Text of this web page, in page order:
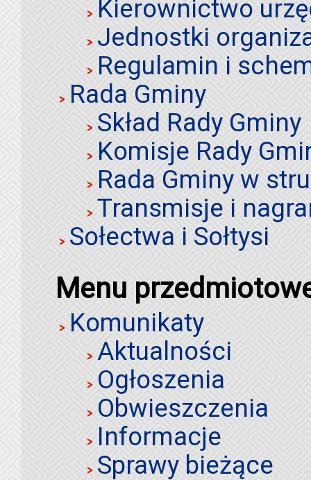
Kierownictwo
Jednostki
Regulamin i
Rada Gminy
Skład Rady Gminy
Komisje Rady
Rada Gminy w
Transmisje i
Sołectwa i Sołtysi
Menu
Komunikaty
Aktualności
Ogłoszenia
Obwieszczenia
Informacje
Sprawy bieżące